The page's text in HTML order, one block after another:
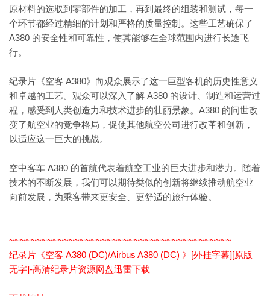
原材料的选取到零部件的加工，再到最终的组装和测试，每一
个环节都经过精细的计划和严格的质量控制。这些工艺确保了
A380 的安全性和可靠性，使其能够在全球范围内进行长途飞
行。
纪录片《空客 A380》向观众展示了这一巨型客机的历史性意义
和卓越的工艺。观众可以深入了解 A380 的设计、制造和运营过
程，感受到人类创造力和技术进步的壮丽景象。A380 的问世改
变了航空业的竞争格局，促使其他航空公司进行改革和创新，
以适应这一巨大的挑战。
空中客车 A380 的首航代表着航空工业的巨大进步和潜力。随着
技术的不断发展，我们可以期待类似的创新将继续推动航空业
向前发展，为乘客带来更安全、更舒适的旅行体验。
~~~~~~~~~~~~~~~~~~~~~~~~~~~~~~~~~~~~~~~~~
纪录片《空客 A380 (DC)/Airbus A380 (DC) 》[外挂字幕][原版
无字]-高清纪录片资源网盘迅雷下载